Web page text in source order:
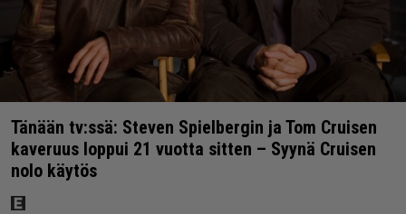
Tänään tv:ssä: Steven Spielbergin ja Tom Cruisen
kaveruus loppui 21 vuotta sitten – Syynä Cruisen
nolo käytös